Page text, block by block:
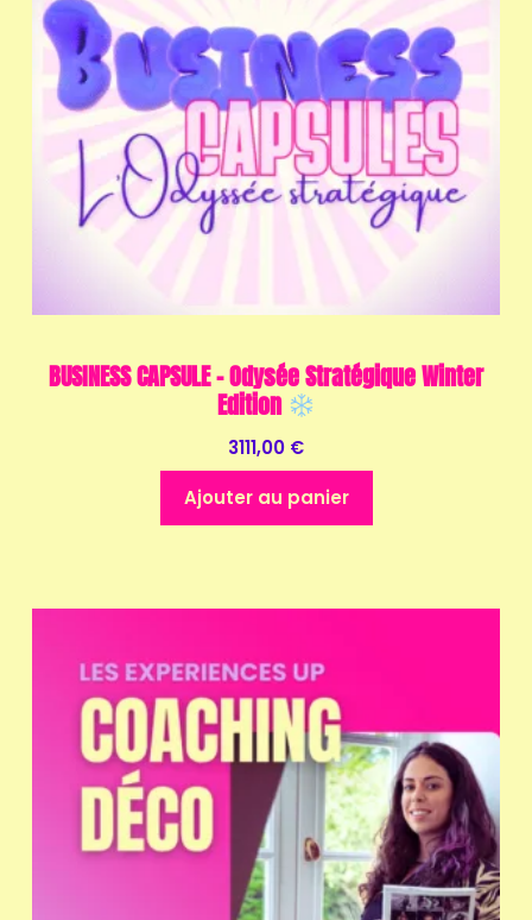
BUSINESS CAPSULE – Odysée Stratégique Winter
Edition
3111,00 €
Ajouter au panier